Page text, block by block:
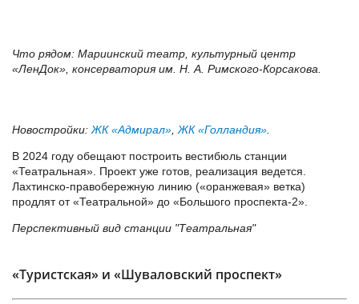
Что рядом: Мариинский театр, культурный центр
«ЛенДок», консерватория им. Н. А. Римского-Корсакова.
Новостройки: ЖК «Адмирал» ЖК «Голландия»
В 2024 году обещают построить вестибюль станции
«Театральная». Проект уже готов, реализация ведется.
Лахтинско-правобережную линию («оранжевая» ветка)
продлят от «Театральной» до «Большого проспекта-2».
Перспективный вид станции "Театральная"
«Туристская» и «Шуваловский проспект»